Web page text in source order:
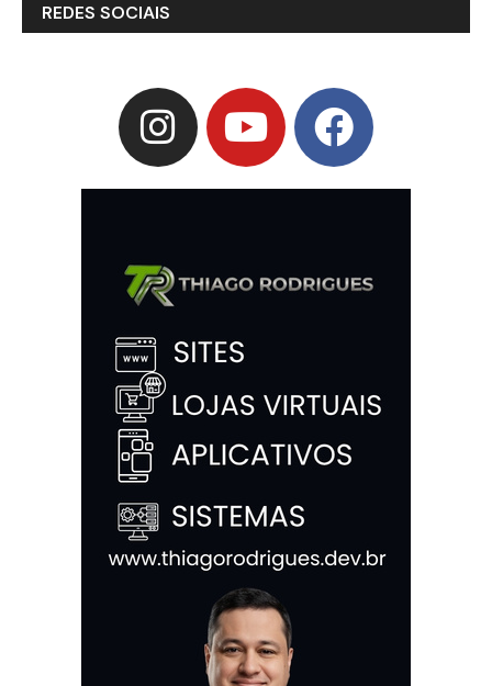
REDES SOCIAIS